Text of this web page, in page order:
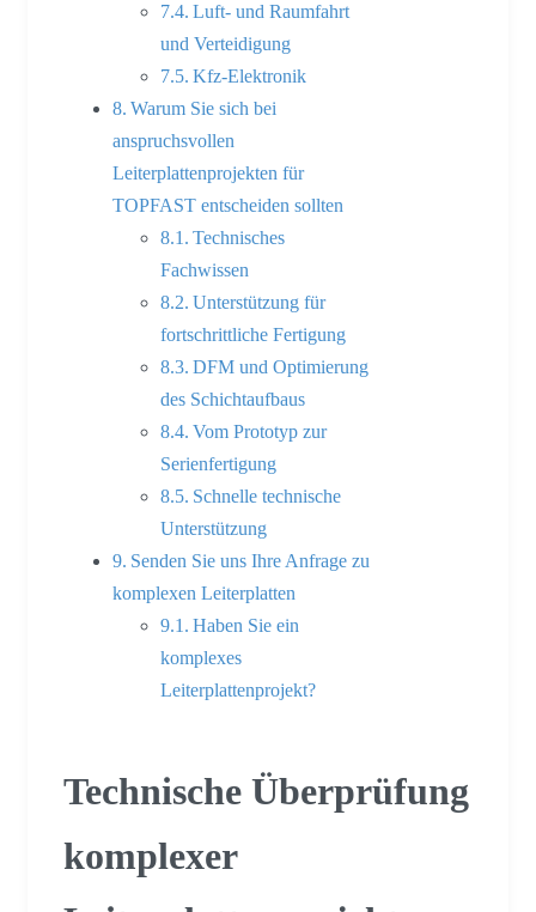
Luft- und Raumfahrt
und Verteidigung
Kfz-Elektronik
Warum Sie sich bei
anspruchsvollen
Leiterplattenprojekten für
TOPFAST entscheiden sollten
Technisches
Fachwissen
Unterstützung für
fortschrittliche Fertigung
DFM und Optimierung
des Schichtaufbaus
Vom Prototyp zur
Serienfertigung
Schnelle technische
Unterstützung
Senden Sie uns Ihre Anfrage zu
komplexen Leiterplatten
Haben Sie ein
komplexes
Leiterplattenprojekt?
Technische Überprüfung
komplexer